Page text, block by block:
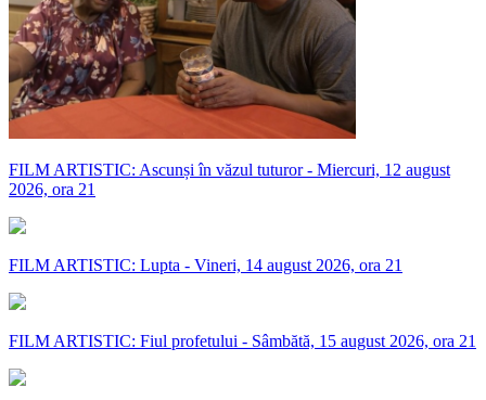
FILM ARTISTIC: Ascunși în văzul tuturor - Miercuri, 12 august
2026, ora 21
FILM ARTISTIC: Lupta - Vineri, 14 august 2026, ora 21
FILM ARTISTIC: Fiul profetului - Sâmbătă, 15 august 2026, ora 21